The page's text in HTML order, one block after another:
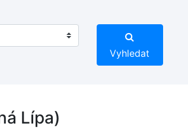
Vyhledat
Lípa)